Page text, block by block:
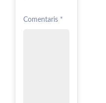
Comentaris *